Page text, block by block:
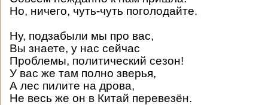
Но, ничего, чуть-чуть поголодайте.
Ну, подзабыли мы про вас,
Вы знаете, у нас сейчас
Проблемы, политический сезон!
У вас же там полно зверья,
А лес пилите на дрова,
Не весь же он в Китай перевезён.